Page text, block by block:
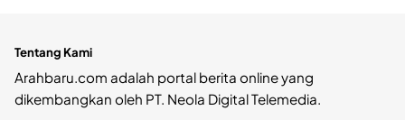
Tentang Kami
Arahbaru.com adalah portal berita online yang
dikembangkan oleh PT. Neola Digital Telemedia.